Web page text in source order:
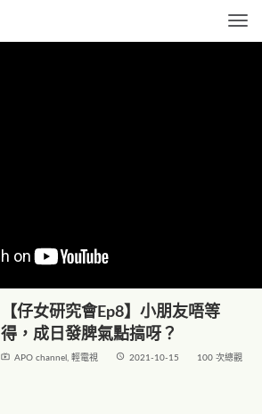
【仔女研究會Ep8】小朋友唔等
得，成日發脾氣點搞呀？
live_tv APO channel , 輕電視 access_time 2021-10-15
100 次總觀